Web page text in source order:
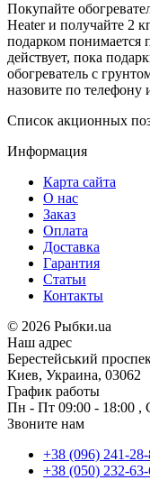
Покупайте
Heater и получайте 2
подарком понимается
действует, пока
обогреватель с
назовите по телефону
Список акционных
Информация
Карта сайта
О нас
Заказ
Оплата
Доставка
Гарантия
Статьи
Контакты
© 2026 Рыбки.ua
Наш адрес
Берестейський
Киев, Украина, 03062
График работы
Пн - Пт 09:00 - 18:00 ,
Звоните нам
+38 (096) 241-
+38 (050) 232-